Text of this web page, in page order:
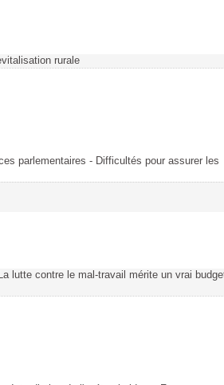
rurale
parlementaires - Difficultés pour assurer les
lutte contre le mal-travail mérite un vrai